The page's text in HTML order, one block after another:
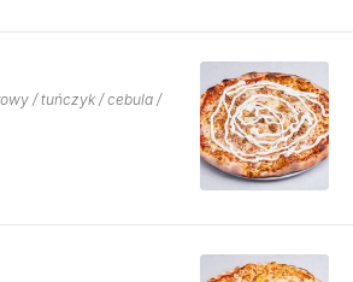
/ tuńczyk / cebula /